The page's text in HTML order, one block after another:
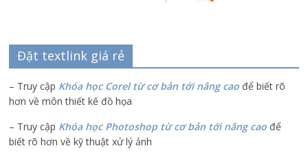
Đặt textlink giá rẻ
– Truy cập Khóa học Corel từ cơ bản tới nâng cao để biết rõ
hơn về môn thiết kế đồ họa
– Truy cập Khóa học Photoshop từ cơ bản tới nâng cao để
biết rõ hơn về kỹ thuật xử lý ảnh